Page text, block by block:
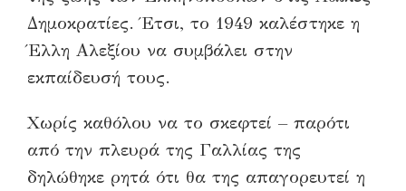
Δημοκρατίες. Έτσι, το 1949 καλέστηκε η
Έλλη Αλεξίου να συμβάλει στην
εκπαίδευσή τους.
Χωρίς καθόλου να το σκεφτεί – παρότι
από την πλευρά της Γαλλίας της
δηλώθηκε ρητά ότι θα της απαγορευτεί η